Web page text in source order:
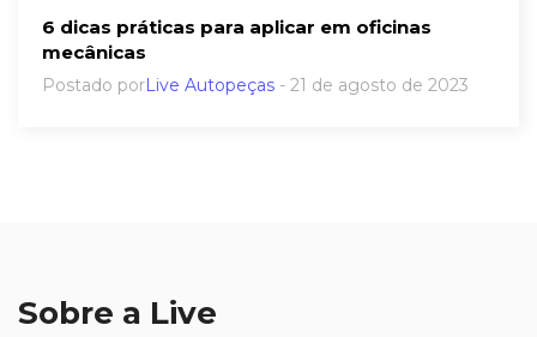
6 dicas práticas para aplicar em oficinas
mecânicas
Postado porLive Autopeças - 21 de agosto de 2023
Sobre a Live